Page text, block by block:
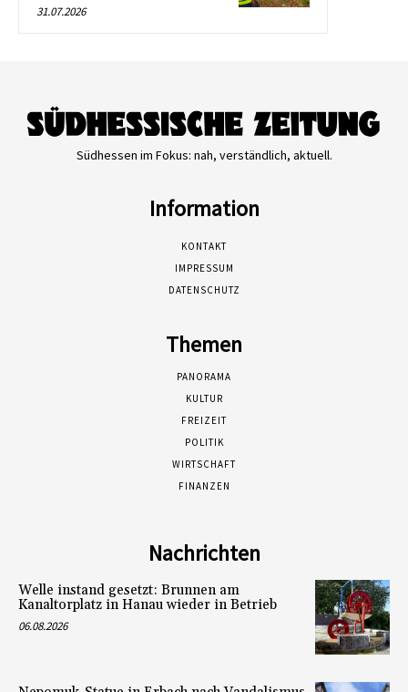
31.07.2026
Südhessen im Fokus: nah, verständlich, aktuell.
Information
KONTAKT
IMPRESSUM
DATENSCHUTZ
Themen
PANORAMA
KULTUR
FREIZEIT
POLITIK
WIRTSCHAFT
FINANZEN
Nachrichten
Welle instand gesetzt: Brunnen am
Kanaltorplatz in Hanau wieder in Betrieb
06.08.2026